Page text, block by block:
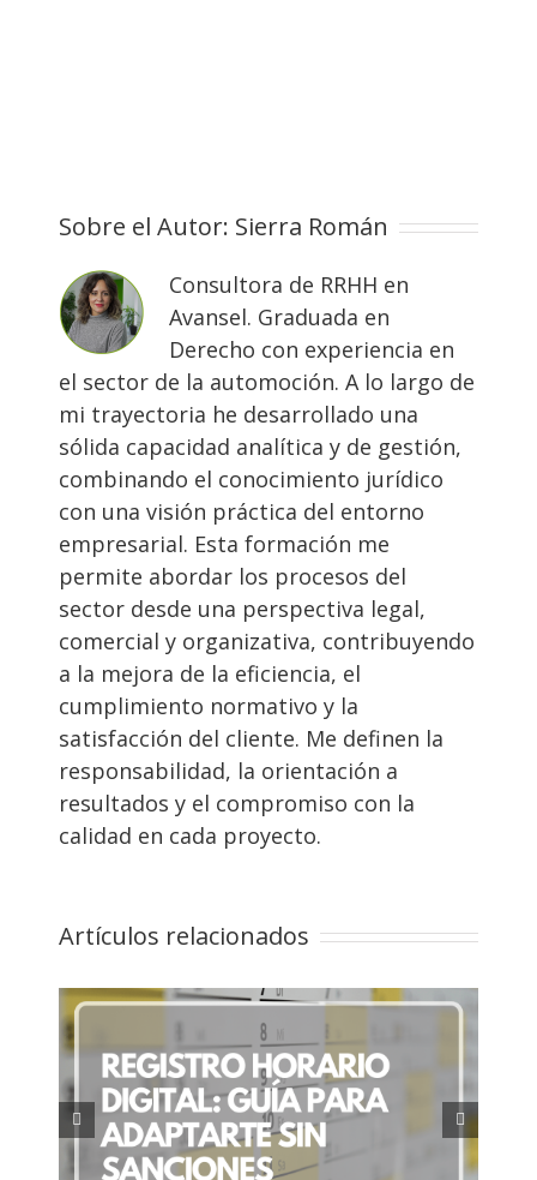
Sobre el Autor: Sierra Román
Consultora de RRHH en
Avansel. Graduada en
Derecho con experiencia en
el sector de la automoción. A lo largo de
mi trayectoria he desarrollado una
sólida capacidad analítica y de gestión,
combinando el conocimiento jurídico
con una visión práctica del entorno
empresarial. Esta formación me
permite abordar los procesos del
sector desde una perspectiva legal,
comercial y organizativa, contribuyendo
a la mejora de la eficiencia, el
cumplimiento normativo y la
satisfacción del cliente. Me definen la
responsabilidad, la orientación a
resultados y el compromiso con la
calidad en cada proyecto.
Artículos relacionados
Retribución flexible: Qué es y
cómo optimiza tu salario